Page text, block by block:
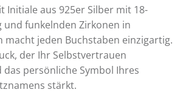
🧸
🧸
Initiale aus 925er Silber mit 18-
und funkelnden Zirkonen in
macht jeden Buchstaben einzigartig.
der Ihr Selbstvertrauen
persönliche Symbol Ihres
stärkt.